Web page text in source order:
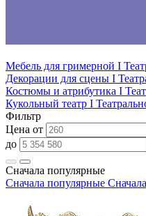
Мебель для гримерной I
Декорации для сцены I
Костюмы и атрибутика I
Кукольный театр I
Фильтр
Цена от
до
Сначала популярные
Сначала популярные